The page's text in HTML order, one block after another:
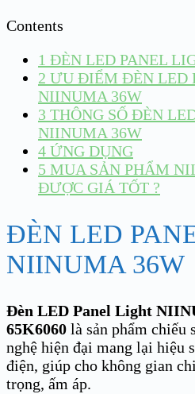
Contents
1 ĐÈN LED PANEL
2 ƯU ĐIỂM ĐÈN LED
NIINUMA 36W
3 THÔNG SỐ ĐÈN
NIINUMA 36W
4 ỨNG DỤNG
5 MUA SẢN PHẨM
ĐƯỢC GIÁ TỐT ?
ĐÈN LED
NIINUMA 36W
Đèn LED Panel Light
65K6060 là sản phẩm chiếu
nghệ hiện đại mang lại hiệu
điện, giúp cho không gian
trọng, ấm áp.